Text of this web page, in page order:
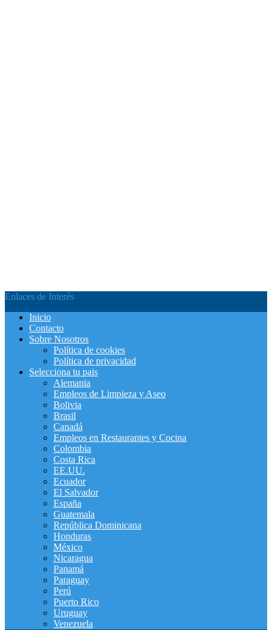
Enlaces de Interés
Inicio
Contacto
Sobre Nosotros
Política de cookies
Política de privacidad
Selecciona tu pais
Alemania
Empleos de Limpieza y Aseo
Bolivia
Brasil
Canadá
Empleos en Restaurantes y Cocina
Colombia
Costa Rica
EE.UU.
Ecuador
El Salvador
España
Guatemala
República Dominicana
Honduras
México
Nicaragua
Panamá
Paraguay
Perú
Puerto Rico
Uruguay
Venezuela